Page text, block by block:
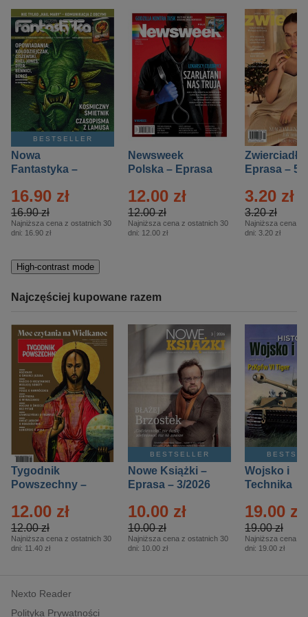
BESTSELLER
Nowa
Fantastyka –
16.90 zł
16.90 zł
Najniższa cena z ostatnich 30
dni: 16.90 zł
Newsweek
Polska – Eprasa
12.00 zł
12.00 zł
Najniższa cena z ostatnich 30
dni: 12.00 zł
Zwierciadło
Eprasa – 5/
3.20 zł
3.20 zł
Najniższa cena z
dni: 3.20 zł
High-contrast mode
Najczęściej kupowane razem
Tygodnik
Powszechny –
12.00 zł
12.00 zł
Najniższa cena z ostatnich 30
dni: 11.40 zł
BESTSELLER
Nowe Książki –
Eprasa – 3/2026
10.00 zł
10.00 zł
Najniższa cena z ostatnich 30
dni: 10.00 zł
Wojsko i
Technika
– 2/2026
19.00 zł
19.00 zł
Najniższa cena z
dni: 19.00 zł
Nexto Reader
Polityka Prywatności